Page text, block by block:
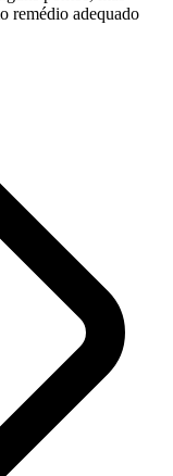
remédio adequado